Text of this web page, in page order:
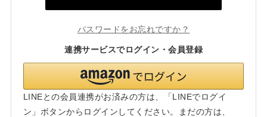
パスワードをお忘れですか？
連携サービスでログイン・会員登録
LINEとの会員連携がお済みの方は、「LINEでログイ
ン」ボタンからログインしてください。まだの方は、